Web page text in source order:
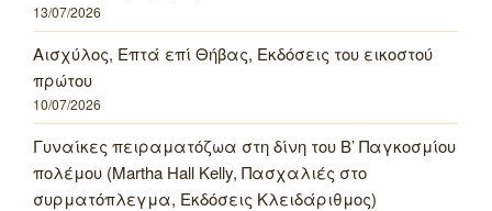
13/07/2026
Αισχύλος, Επτά επί Θήβας, Εκδόσεις του εικοστού
πρώτου
10/07/2026
Γυναίκες πειραματόζωα στη δίνη του Β’ Παγκοσμίου
πολέμου (Martha Hall Kelly, Πασχαλιές στο
συρματόπλεγμα, Εκδόσεις Κλειδάριθμος)